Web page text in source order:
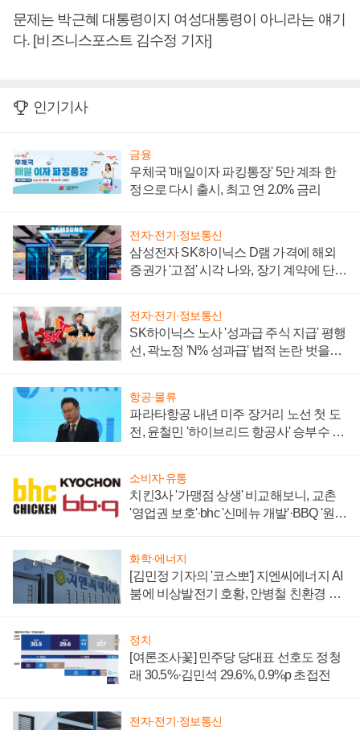
문제는 박근혜 대통령이지 여성대통령이 아니라는 얘기
다. [비즈니스포스트 김수정 기자]
인기기사
금융
우체국 '매일이자 파킹통장' 5만 계좌 한
정으로 다시 출시, 최고 연 2.0% 금리
전자·전기·정보통신
삼성전자 SK하이닉스 D램 가격에 해외
증권가 '고점' 시각 나와, 장기 계약에 단점
전자·전기·정보통신
SK하이닉스 노사 '성과급 주식 지급' 평행
선, 곽노정 'N% 성과급' 법적 논란 벗을지
항공·물류
파라타항공 내년 미주 장거리 노선 첫 도
전, 윤철민 '하이브리드 항공사' 승부수 통
소비자·유통
치킨3사 '가맹점 상생' 비교해보니, 교촌
'영업권 보호'·bhc '신메뉴 개발'·BBQ '원가
화학·에너지
[김민정 기자의 '코스뽀'] 지엔씨에너지 AI
붐에 비상발전기 호황, 안병철 친환경 에
정치
[여론조사꽃] 민주당 당대표 선호도 정청
래 30.5%·김민석 29.6%, 0.9%p 초접전
전자·전기·정보통신